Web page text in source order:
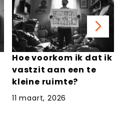
Hoe voorkom ik dat ik
vastzit aan een te
kleine ruimte?
11 maart, 2026